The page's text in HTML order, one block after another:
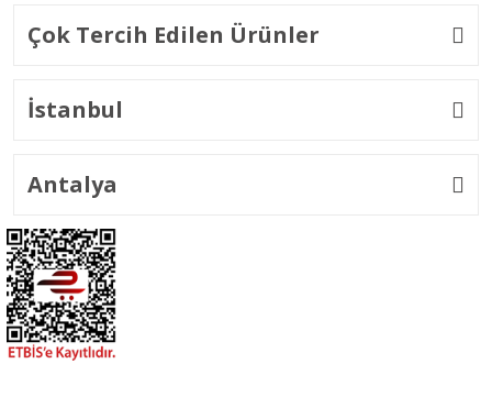
Çok Tercih Edilen Ürünler
İstanbul
Antalya